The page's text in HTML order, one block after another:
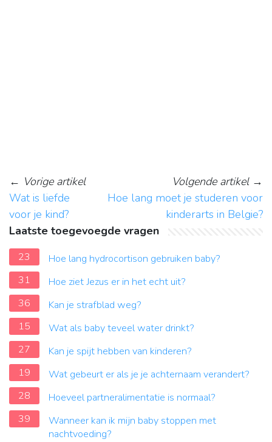
← Vorige artikel
Wat is liefde
voor je kind?
Volgende artikel→
Hoe lang moet je studeren voor
kinderarts in Belgie?
Laatste toegevoegde vragen
23
Hoe lang hydrocortison gebruiken baby?
31
Hoe ziet Jezus er in het echt uit?
36
Kan je strafblad weg?
15
Wat als baby teveel water drinkt?
27
Kan je spijt hebben van kinderen?
19
Wat gebeurt er als je je achternaam verandert?
28
Hoeveel partneralimentatie is normaal?
39
Wanneer kan ik mijn baby stoppen met
nachtvoeding?